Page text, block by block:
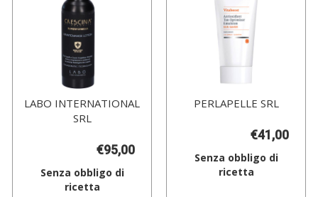
LABO INTERNATIONAL
SRL
€95,00
Senza obbligo di
ricetta
PERLAPELLE SRL
€41,00
Senza obbligo di
ricetta